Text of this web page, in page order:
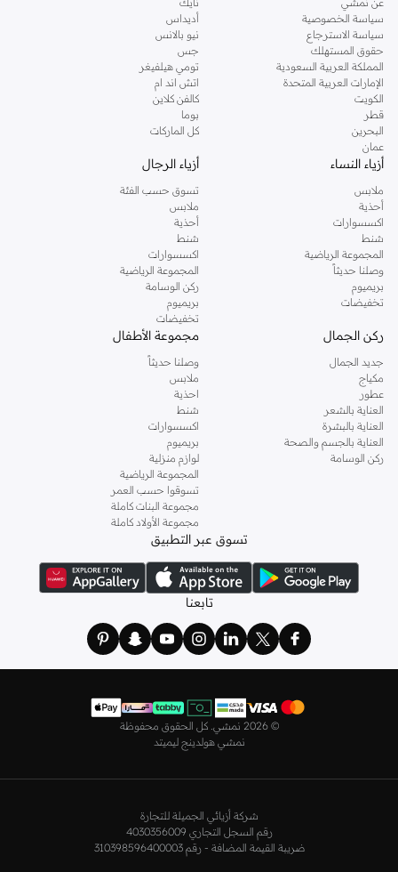
تسوق تمبرلاند اون لاين الرياض
تعرف احذية تمبرلاند بصلابتها، مهارتها الحرفية وستايلها. جنبا الى جنب مع الجزم
الاسطورية، لدينا جميع احتياجاتك الكاجوال الاخرى في متجر تمبرلاند اون لاين في
نمشي. يمكن العثور على جزم، احذية رياضية وغيرها من الستايلات الاخرى التي ستجدها
في مجموعة تمبرلاند اون لاين. تسوق احذية تمبرلاند اون لاين واحصل على خدمة تسليم
سريع الى عتبة دارك.
سياسة الخصوصية
سياسة الاسترجاع
حقوق المستهلك
المملكة العربية السعودية
الإمارات العربية المتحدة
الكويت
قطر
البحرين
عمان
أديداس
نيو بالانس
جس
تومي هيلفيغر
اتش اند ام
كالفن كلاين
بوما
كل الماركات
أزياء النساء
ملابس
أحذية
اكسسوارات
شنط
المجموعة الرياضية
وصلنا حديثاً
بريميوم
تخفيضات
أزياء الرجال
تسوق حسب الفئة
ملابس
أحذية
شنط
اكسسوارات
المجموعة الرياضية
ركن الوسامة
بريميوم
تخفيضات
ركن الجمال
جديد الجمال
مكياج
عطور
العناية بالشعر
العناية بالبشرة
العناية بالجسم والصحة
ركن الوسامة
مجموعة الأطفال
وصلنا حديثاً
ملابس
احذية
شنط
اكسسوارات
بريميوم
لوازم منزلية
المجموعة الرياضية
تسوقوا حسب العمر
مجموعة البنات كاملة
مجموعة الأولاد كاملة
تسوق عبر التطبيق
تابعنا
© 2026 نمشي. كل الحقوق محفوظة
نمشي هولدينج ليميتد
شركة أزيائي الجميلة للتجارة
رقم السجل التجاري 4030356009
ضريبة القيمة المضافة - رقم 310398596400003